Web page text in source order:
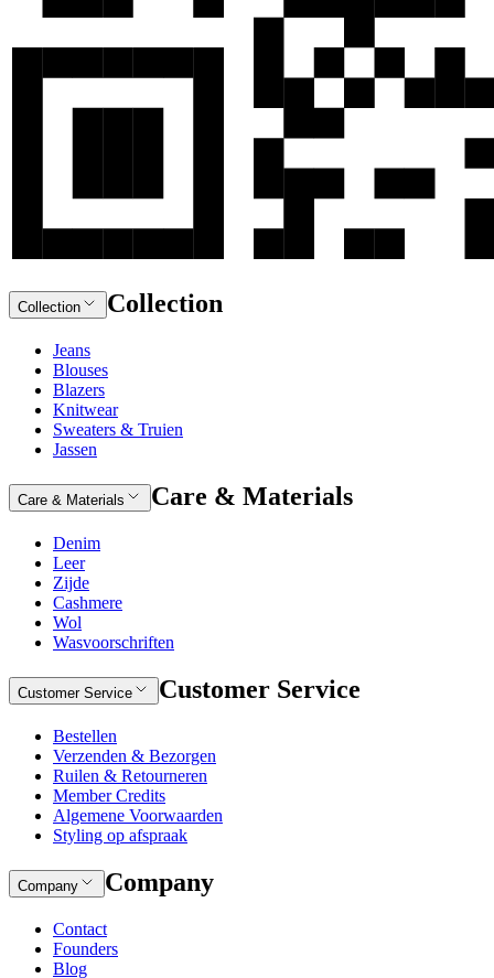
Collection Collection
Jeans
Blouses
Blazers
Knitwear
Sweaters & Truien
Jassen
Care & Materials Care & Materials
Denim
Leer
Zijde
Cashmere
Wol
Wasvoorschriften
Customer Service Customer Service
Bestellen
Verzenden & Bezorgen
Ruilen & Retourneren
Member Credits
Algemene Voorwaarden
Styling op afspraak
Company Company
Contact
Founders
Blog